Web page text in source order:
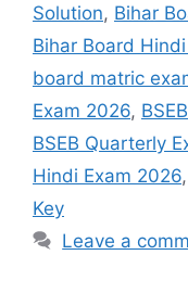
Solution, Bihar
Bihar Board
board matric
Exam 2026,
BSEB Quarterly
Hindi Exam 2026,
Key
Leave a